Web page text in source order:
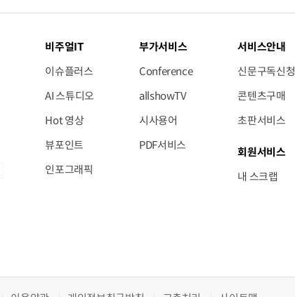
비주얼IT
이슈플러스
AI 스튜디오
Hot 영상
뷰포인트
인포그래픽
부가서비스
Conference
allshowTV
시사용어
PDF서비스
서비스안내
신문구독신청
콘텐츠구매
초판서비스
회원서비스
내 스크랩